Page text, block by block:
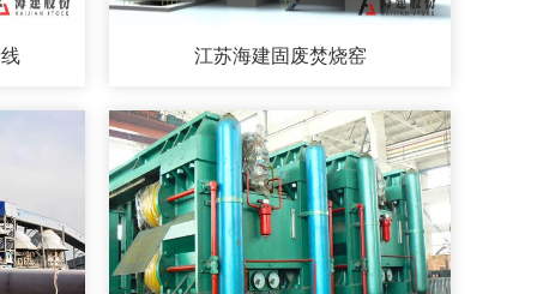
江苏海建固废焚烧窑